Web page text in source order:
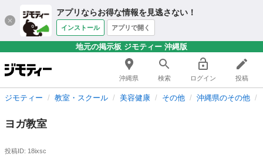
アプリならお得な情報を見逃さない！
インストール アプリで開く
地元の掲示板 ジモティー 沖縄版
沖縄県 検索 ログイン 投稿
ジモティー 教室・スクール 美容健康 その他 沖縄県のその他
ヨガ教室
投稿ID: 18ixsc